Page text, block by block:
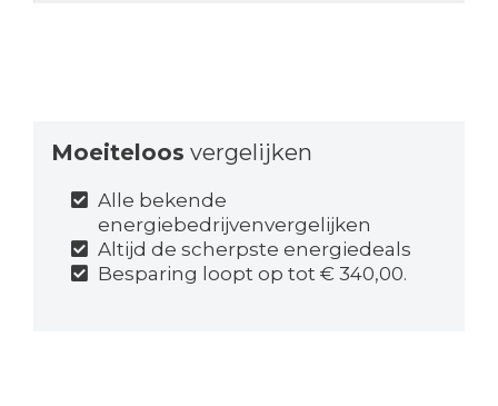
Moeiteloos vergelijken
Alle bekende
energiebedrijvenvergelijken
Altijd de scherpste energiedeals
Besparing loopt op tot € 340,00.